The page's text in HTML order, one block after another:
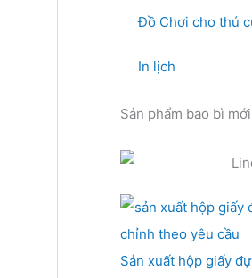
Đồ Chơi cho thú
In lịch
Sản phẩm bao bì mới
Sản xuất hộp giấy